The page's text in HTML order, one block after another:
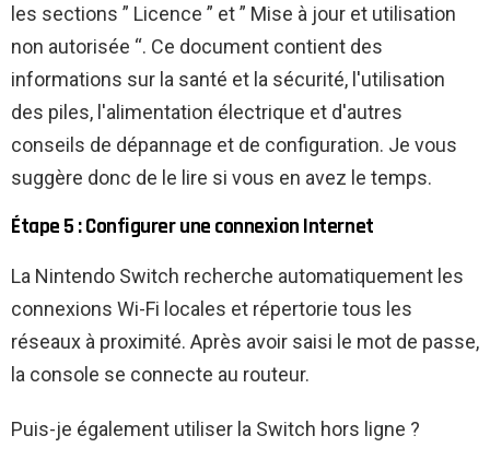
les sections ” Licence ” et ” Mise à jour et utilisation
non autorisée “. Ce document contient des
informations sur la santé et la sécurité, l'utilisation
des piles, l'alimentation électrique et d'autres
conseils de dépannage et de configuration. Je vous
suggère donc de le lire si vous en avez le temps.
Étape 5 : Configurer une connexion Internet
La Nintendo Switch recherche automatiquement les
connexions Wi-Fi locales et répertorie tous les
réseaux à proximité. Après avoir saisi le mot de passe,
la console se connecte au routeur.
Puis-je également utiliser la Switch hors ligne ?